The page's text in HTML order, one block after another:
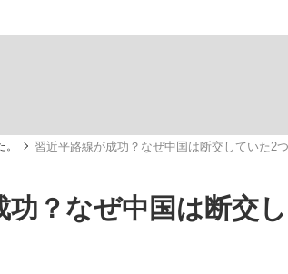
習近平路線が成功？なぜ中国は断交していた2
功？なぜ中国は断交